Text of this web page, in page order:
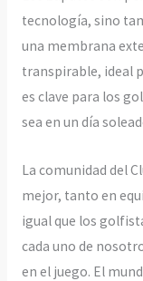
tecnología, sino
una membrana
transpirable, ideal
es clave para los
sea en un día
La comunidad del
mejor, tanto en
igual que los
cada uno de
en el juego. El